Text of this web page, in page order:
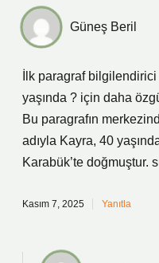
Güneş Beril
İlk paragraf
yaşında ? için daha
Bu paragrafın
adıyla Kayra, 40
Karabük’te doğmuştur.
Kasım 7, 2025 Yanıtla